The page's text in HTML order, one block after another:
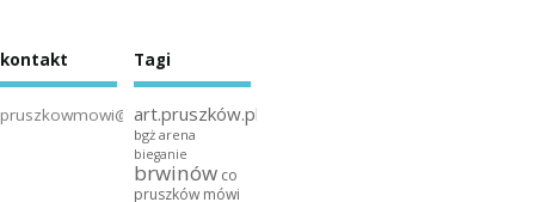
kontakt
pruszkowmowi@gmail.com
Tagi
art.pruszków.pl
bgż arena
bieganie
brwinów co
pruszków mówi